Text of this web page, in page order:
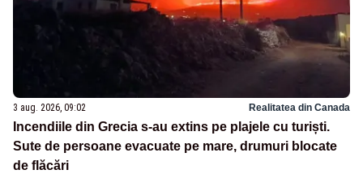
3 aug. 2026, 09:02 Realitatea din Canada
Incendiile din Grecia s-au extins pe plajele cu turiști.
Sute de persoane evacuate pe mare, drumuri blocate
de flăcări